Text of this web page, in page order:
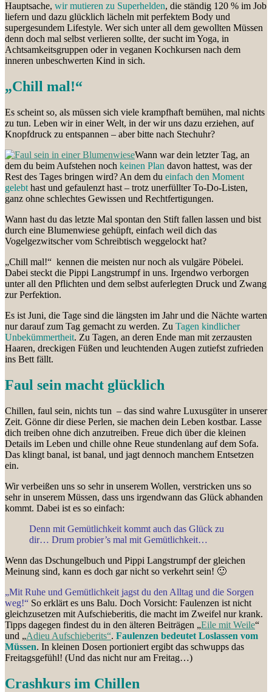
Hauptsache, wir mutieren zu Superhelden, die ständig 120 % im Job
liefern und dazu glücklich lächeln mit perfektem Body und
supergesundem Lifestyle. Wer sich unter all dem gewollten Müssen
denn doch mal selbst verlieren sollte, der sucht im Yoga, in
Achtsamkeitsgruppen oder in veganen Kochkursen nach dem
inneren unbeschwerten Kind in sich.
„Chill mal!“
Es scheint so, als müssen sich viele krampfhaft bemühen, mal nichts
zu tun. Leben wir in einer Welt, in der wir uns dazu erziehen, auf
Knopfdruck zu entspannen – aber bitte nach Stechuhr?
Wann war dein letzter Tag, an
dem du beim Aufstehen noch keinen Plan davon hattest, was der
Rest des Tages bringen wird? An dem du einfach den Moment
gelebt hast und gefaulenzt hast – trotz unerfüllter To-Do-Listen,
ganz ohne schlechtes Gewissen und Rechtfertigungen.
Wann hast du das letzte Mal spontan den Stift fallen lassen und bist
durch eine Blumenwiese gehüpft, einfach weil dich das
Vogelgezwitscher vom Schreibtisch weggelockt hat?
„Chill mal!“ kennen die meisten nur noch als vulgäre Pöbelei.
Dabei steckt die Pippi Langstrumpf in uns. Irgendwo verborgen
unter all den Pflichten und dem selbst auferlegten Druck und Zwang
zur Perfektion.
Es ist Juni, die Tage sind die längsten im Jahr und die Nächte warten
nur darauf zum Tag gemacht zu werden. Zu Tagen kindlicher
Unbekümmertheit. Zu Tagen, an deren Ende man mit zerzausten
Haaren, dreckigen Füßen und leuchtenden Augen zutiefst zufrieden
ins Bett fällt.
Faul sein macht glücklich
Chillen, faul sein, nichts tun – das sind wahre Luxusgüter in unserer
Zeit. Gönne dir diese Perlen, sie machen dein Leben kostbar. Lasse
dich treiben ohne dich anzutreiben. Freue dich über die kleinen
Details im Leben und chille ohne Reue stundenlang auf dem Sofa.
Das klingt banal, ist banal, und jagt dennoch manchem Entsetzen
ein.
Wir verbeißen uns so sehr in unserem Wollen, verstricken uns so
sehr in unserem Müssen, dass uns irgendwann das Glück abhanden
kommt. Dabei ist es so einfach:
Denn mit Gemütlichkeit kommt auch das Glück zu
dir… Drum probier’s mal mit Gemütlichkeit…
Wenn das Dschungelbuch und Pippi Langstrumpf der gleichen
Meinung sind, kann es doch gar nicht so verkehrt sein! 🙂
„Mit Ruhe und Gemütlichkeit jagst du den Alltag und die Sorgen
weg!“ So erklärt es uns Balu. Doch Vorsicht: Faulenzen ist nicht
gleichzusetzen mit Aufschieberitis, die macht im Zweifel nur krank.
Tipps dagegen findest du in den älteren Beiträgen „Eile mit Weile“
und „Adieu Aufschieberits“. Faulenzen bedeutet Loslassen vom
Müssen. In kleinen Dosen portioniert ergibt das schwupps das
Freitagsgefühl! (Und das nicht nur am Freitag…)
Crashkurs im Chillen